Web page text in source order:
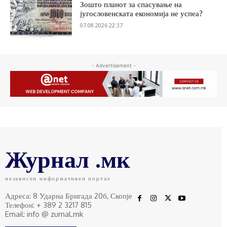
Зошто планот за спасување на
југословенската економија не успеа?
07.08.2026 22:37
- Advertisement -
Журнал .мк
независен информативен портал
Адреса: 8 Ударна Бригада 20б, Скопје
Телефон: + 389 2 3217 815
Email: info @ zurnal.mk